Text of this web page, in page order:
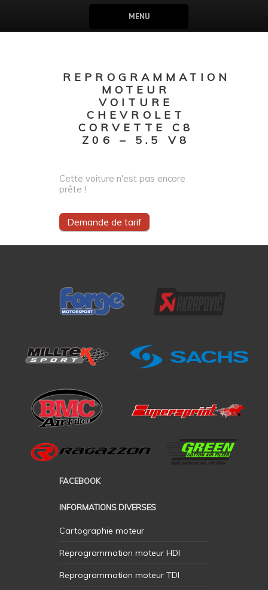
MENU
REPROGRAMMATION
MOTEUR
VOITURE
CHEVROLET
CORVETTE C8
Z06 – 5.5 V8
Cette voiture n'est pas encore
prête !
Demande de tarif
FACEBOOK
INFORMATIONS DIVERSES
Cartographie moteur
Reprogrammation moteur HDI
Reprogrammation moteur TDI